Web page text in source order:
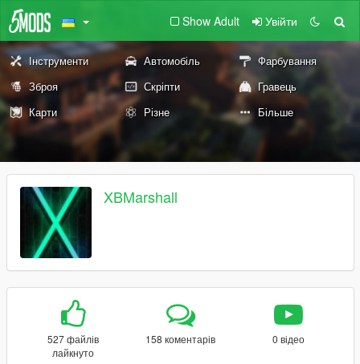
Show Adult Увійти
Інструменти Автомобіль
Фарбування
Зброя
Скріпти
Гравець
Карти
Різне Більше
XBMarshall
527 файлів
лайкнуто
158 коментарів 0 відео